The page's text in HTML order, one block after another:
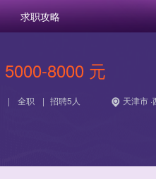
求职攻略
5000-8000 元
| 全职 | 招聘5人 天津市